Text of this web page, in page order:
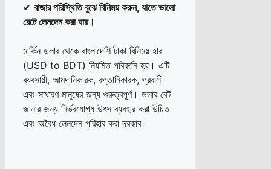
✔ বাজার পরিস্থিতি বুঝে বিনিময় করুন, যাতে ভালো
রেটে লেনদেন করা যায়।
মার্কিন ডলার থেকে বাংলাদেশি টাকা বিনিময় হার
(USD to BDT) নিয়মিত পরিবর্তন হয়। এটি
ব্যবসায়ী, আমদানিকারক, রপ্তানিকারক, প্রবাসী
এবং সাধারণ মানুষের জন্য গুরুত্বপূর্ণ। ডলার রেট
জানার জন্য নির্ভরযোগ্য উৎস ব্যবহার করা উচিত
এবং অবৈধ লেনদেন পরিহার করা দরকার।